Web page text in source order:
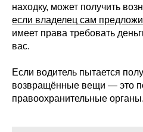
находку, может получить
если владелец сам
имеет права требовать
вас.
Если водитель пытается
возвращённые вещи — это
правоохранительные органы.